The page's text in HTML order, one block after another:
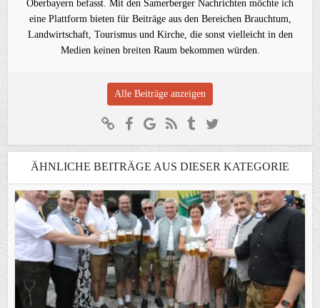
Oberbayern befasst. Mit den Samerberger Nachrichten möchte ich
eine Plattform bieten für Beiträge aus den Bereichen Brauchtum,
Landwirtschaft, Tourismus und Kirche, die sonst vielleicht in den
Medien keinen breiten Raum bekommen würden.
Alle Beiträge anzeigen
ÄHNLICHE BEITRÄGE AUS DIESER KATEGORIE